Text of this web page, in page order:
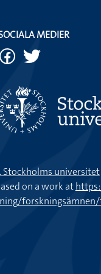
MEDIER
universitet
on a work at
forskningsämnen/